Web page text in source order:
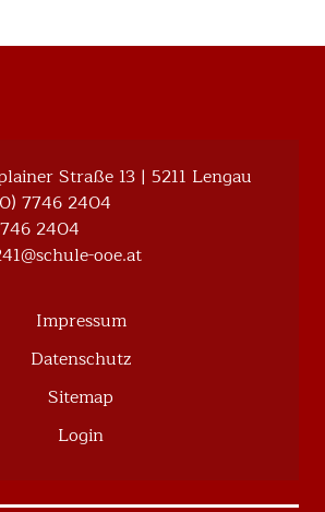
Straße 13 | 5211 Lengau
7746 2404
2404
ta.eoo-eluhcs
Impressum
Datenschutz
Sitemap
Login